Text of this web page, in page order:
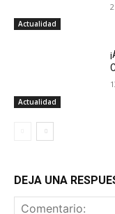
Actualidad
Actualidad
DEJA UNA